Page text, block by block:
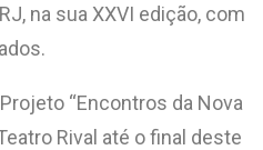
na sua XXVI edição, com
“Encontros da Nova
Rival até o final deste